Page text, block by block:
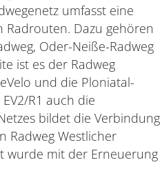
umfasst eine
Dazu gehören
Oder-Neiße-Radweg
ist es der Radweg
und die Ploniatal-
R1 auch die
bildet die Verbindung
Radweg Westlicher
wurde mit der Erneuerung